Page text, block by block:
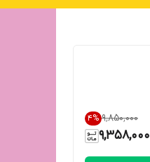
۹٬۸۵۰٬۰۰۰ 4%
9,358,000